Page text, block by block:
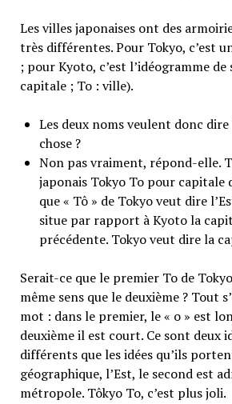
Les villes japonaises ont des
très différentes. Pour Tokyo, c’est
; pour Kyoto, c’est l’idéogramme
capitale ; To : ville).
Les deux noms veulent donc dire
chose ?
Non pas vraiment, répond-elle.
japonais Tokyo To pour capitale
que « Tô » de Tokyo veut dire
situe par rapport à Kyoto la
précédente. Tokyo veut dire la
Serait-ce que le premier To de
même sens que le deuxième ? Tout
mot : dans le premier, le « o » est
deuxième il est court. Ce sont deux
différents que les idées qu’ils
géographique, l’Est, le second est
métropole. Tôkyo To, c’est plus joli.